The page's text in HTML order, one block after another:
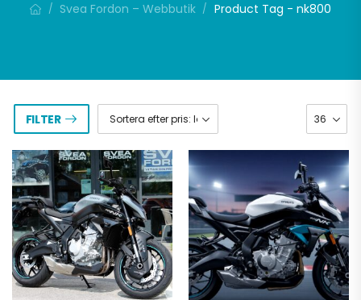
/ Svea Fordon – Webbutik / Product Tag - nk800
FILTER